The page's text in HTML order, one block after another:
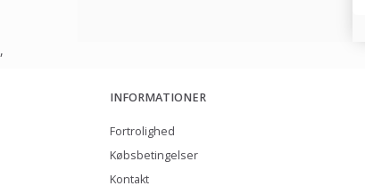
,
INFORMATIONER
Fortrolighed
Købsbetingelser
Kontakt